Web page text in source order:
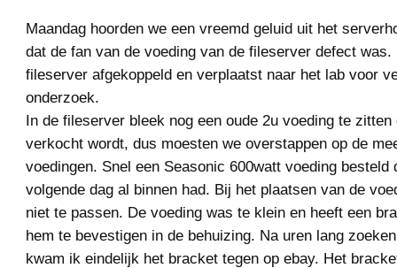
Maandag hoorden we een vreemd geluid uit het
dat de fan van de voeding van de fileserver defect
fileserver afgekoppeld en verplaatst naar het lab voor
onderzoek.
In de fileserver bleek nog een oude 2u voeding te zitten
verkocht wordt, dus moesten we overstappen op de
voedingen. Snel een Seasonic 600watt voeding besteld
volgende dag al binnen had. Bij het plaatsen van de
niet te passen. De voeding was te klein en heeft een
hem te bevestigen in de behuizing. Na uren lang
kwam ik eindelijk het bracket tegen op ebay. Het